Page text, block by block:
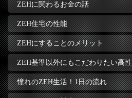
ZEHに関わるお金の話
ZEH住宅の性能
ZEHにすることのメリット
ZEH基準以外にもこだわりたい高
憧れのZEH生活！1日の流れ